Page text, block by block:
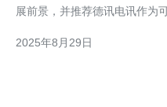
展前景，并推荐德讯电讯作为
升，为客户提供更安全、更稳定的网络环境
2025年8月29日